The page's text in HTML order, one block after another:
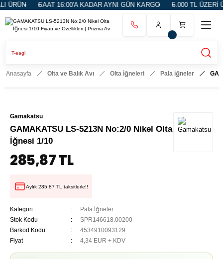
SAAT 16:00'A KADAR AYNI GÜN KARGO 5.000 TL ÜZERİ
Anasayfa Olta ve Balık Avı Olta İğneleri Pala İğneler
Gamakatsu
GAMAKATSU LS-5213N No:2/0 Nikel Olta
İğnesi 1/10
285,87 TL
Aylık 285,87 TL taksitlerle!!
Kategori
Pala İğneler
Stok Kodu
SPR146618.00200
Barkod Kodu
4534910093129
Fiyat
4,34 EUR + KDV